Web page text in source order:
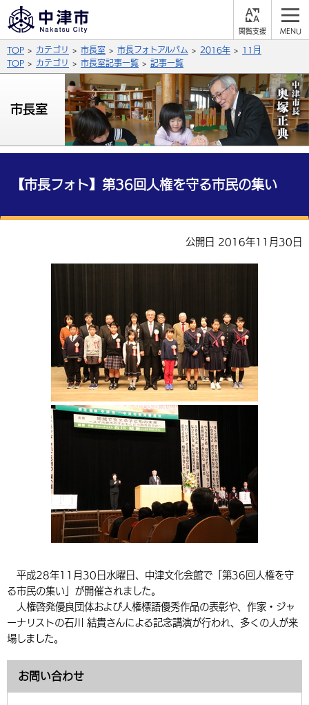
支
背景色
青 白
文字の大きさ
拡大 標準 縮小
中国語（繁体字） 韓国語（한국어）
組織案内
公式SNS
X (Twitter) YouTube
サイト内検索
総合メニュー
保険・年金
福祉・介護 健康・予防
生涯学習・スポーツ・人権
外国人の方向け情報
手当・助成 健康・医療
相談・支援・情報 計画・施策
スポットを探す
遊ぶ・体験する グルメ・食べる
買う・おみやげ 四季のイベント・祭り
移住・定住
中津市について 市役所の紹介
地方創生・地域活性化 広報・広聴
行政・計画
TOP カテゴリ 市長室 市長フォトアルバム 2016年
11月
TOP
カテゴリ 市長室記事一覧 記事一覧
市長室
【市長フォト】第36回人権を守る市民の集い
公開日 2016年11月30日
平成28年11月30日水曜日、中津文化会館で「第36回人権を守
る市民の集い」が開催されました。
人権啓発優良団体および人権標語優秀作品の表彰や、作家・ジャ
ーナリストの石川 結貴さんによる記念講演が行われ、多くの人が来
場しました。
お問い合わせ